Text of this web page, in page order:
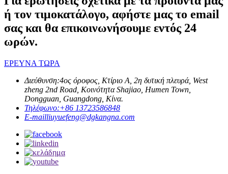
ή τον τιμοκατάλογο, αφήστε μας το email
σας και θα επικοινωνήσουμε εντός 24
ωρών.
ΕΡΕΥΝΑ ΤΩΡΑ
Διεύθυνση:4ος όροφος, Κτίριο Α, 2η δυτική πλευρά, West
zheng 2nd Road, Κοινότητα Shajiao, Humen Town,
Dongguan, Guangdong, Κίνα.
Τηλέφωνο:+86 13723586848
E-mailliuyuefeng@dgkangna.com